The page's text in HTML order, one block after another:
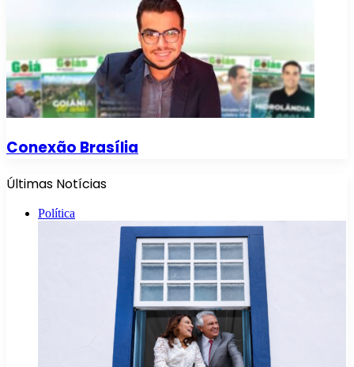
Conexão Brasília
Últimas Notícias
Política